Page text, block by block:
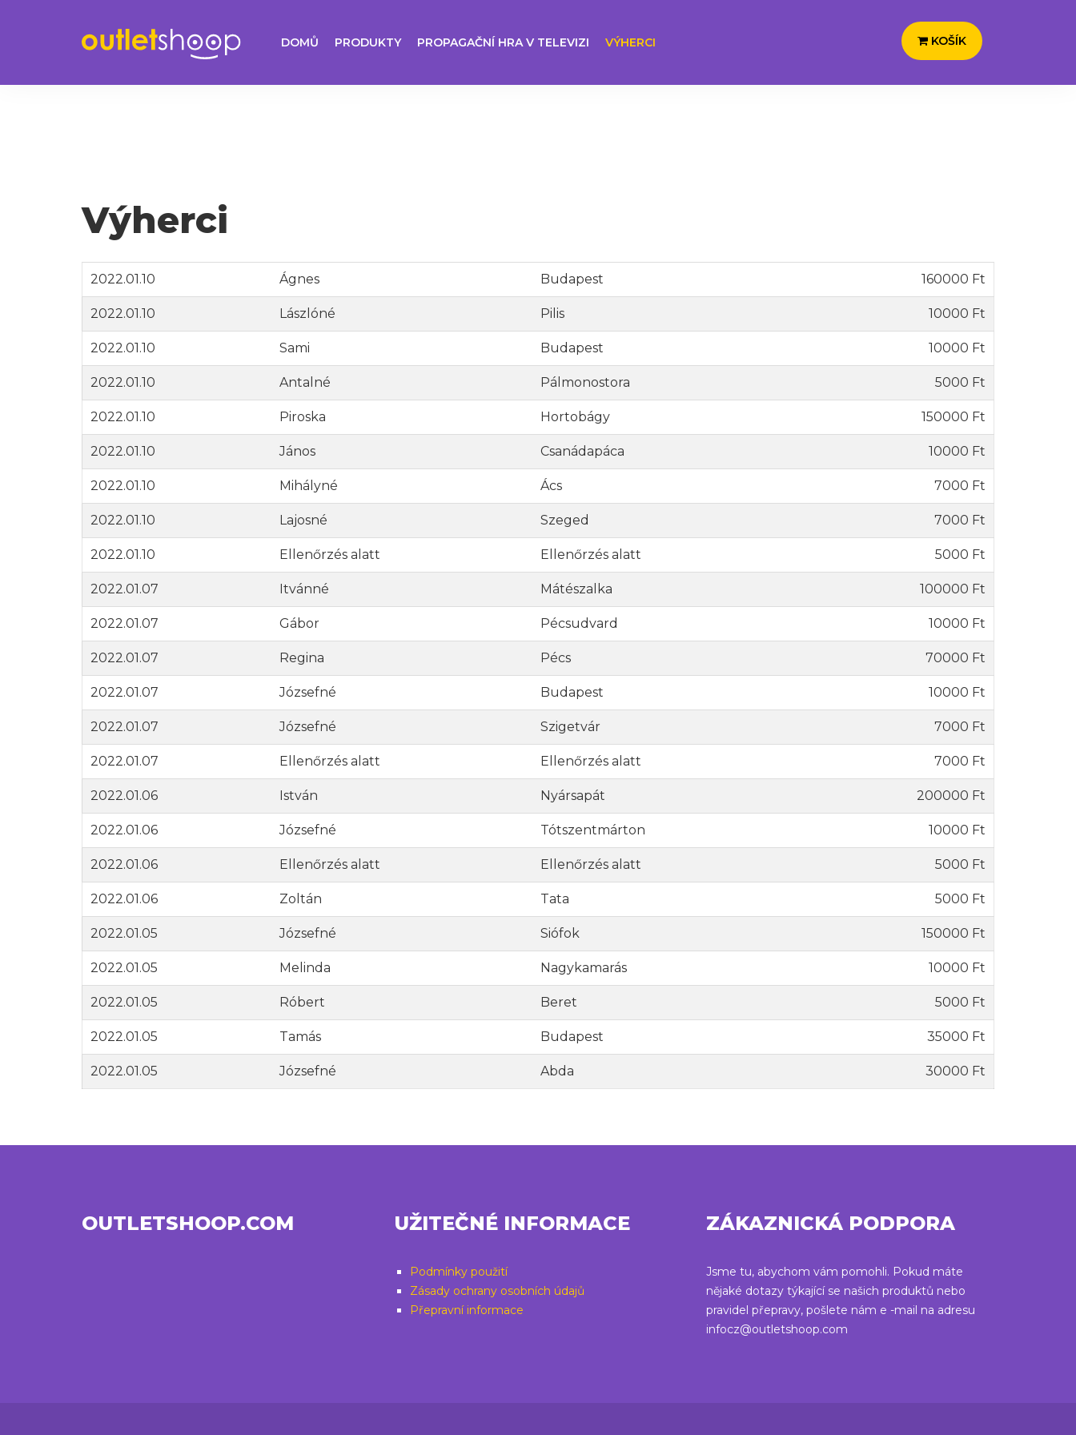
DOMŮ PRODUKTY PROPAGAČNÍ HRA V TELEVIZI VÝHERCI KOŠÍK
Výherci
2022.01.10 Ágnes Budapest 160000 Ft
2022.01.10 Lászlóné Pilis 10000 Ft
2022.01.10 Sami Budapest 10000 Ft
2022.01.10 Antalné Pálmonostora 5000 Ft
2022.01.10 Piroska Hortobágy 150000 Ft
2022.01.10 János Csanádapáca 10000 Ft
2022.01.10 Mihályné Ács 7000 Ft
2022.01.10 Lajosné Szeged 7000 Ft
2022.01.10 Ellenőrzés alatt Ellenőrzés alatt 5000 Ft
2022.01.07 Itvánné Mátészalka 100000 Ft
2022.01.07 Gábor Pécsudvard 10000 Ft
2022.01.07 Regina Pécs 70000 Ft
2022.01.07 Józsefné Budapest 10000 Ft
2022.01.07 Józsefné Szigetvár 7000 Ft
2022.01.07 Ellenőrzés alatt Ellenőrzés alatt 7000 Ft
2022.01.06 István Nyársapát 200000 Ft
2022.01.06 Józsefné Tótszentmárton 10000 Ft
2022.01.06 Ellenőrzés alatt Ellenőrzés alatt 5000 Ft
2022.01.06 Zoltán Tata 5000 Ft
2022.01.05 Józsefné Siófok 150000 Ft
2022.01.05 Melinda Nagykamarás 10000 Ft
2022.01.05 Róbert Beret 5000 Ft
2022.01.05 Tamás Budapest 35000 Ft
2022.01.05 Józsefné Abda 30000 Ft
OUTLETSHOOP.COM UŽITEČNÉ INFORMACE
Podmínky použití
Zásady ochrany osobních údajů
Přepravní informace
ZÁKAZNICKÁ PODPORA
Jsme tu, abychom vám pomohli. Pokud máte
nějaké dotazy týkající se našich produktů nebo
pravidel přepravy, pošlete nám e -mail na adresu
infocz@outletshoop.com